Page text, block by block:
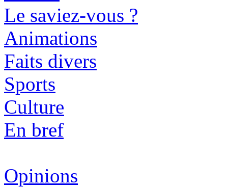
Le saviez-vous ?
Animations
Faits divers
Sports
Culture
En bref
Opinions